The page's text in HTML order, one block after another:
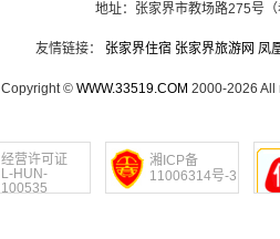
地址：张家界市教场路275号
友情链接： 张家界住宿 张家界旅游网 凤
Copyright © WWW.33519.COM 2000-2026 All
经营许可证
L-HUN-
100535
湘ICP备
11006314号-3